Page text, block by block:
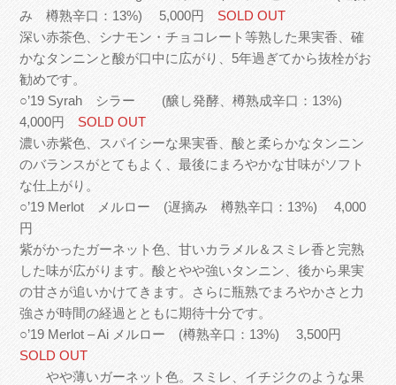
み 樽熟辛口：13%) 5,000円SOLD OUT
深い赤茶色、シナモン・チョコレート等熟した果実香、確
かなタンニンと酸が口中に広がり、5年過ぎてから抜栓がお
勧めです。
○’19 Syrah シラー (醸し発酵、樽熟成辛口：13%)
4,000円SOLD OUT
濃い赤紫色、スパイシーな果実香、酸と柔らかなタンニン
のバランスがとてもよく、最後にまろやかな甘味がソフト
な仕上がり。
○’19 Merlot メルロー (遅摘み 樽熟辛口：13%) 4,000
円
紫がかったガーネット色、甘いカラメル＆スミレ香と完熟
した味が広がります。酸とやや強いタンニン、後から果実
の甘さが追いかけてきます。さらに瓶熟でまろやかさと力
強さが時間の経過とともに期待十分です。
○’19 Merlot – Ai メルロー (樽熟辛口：13%) 3,500円
SOLD OUT
やや薄いガーネット色。スミレ、イチジクのような果